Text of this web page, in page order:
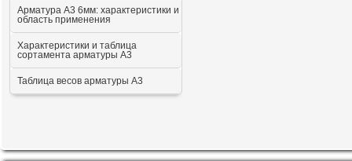
Арматура А3 6мм: характеристики и
область применения
Характеристики и таблица
сортамента арматуры А3
Таблица весов арматуры А3